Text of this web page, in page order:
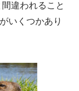
違われること
いくつかあり